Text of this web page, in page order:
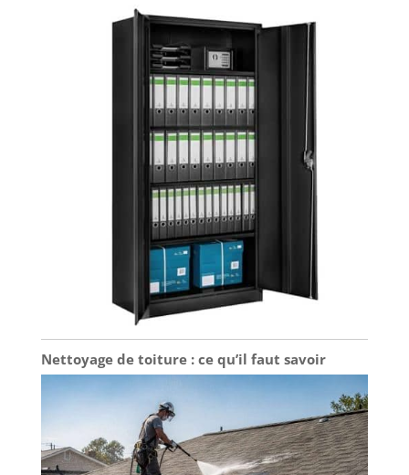
Nettoyage de toiture : ce qu’il faut savoir